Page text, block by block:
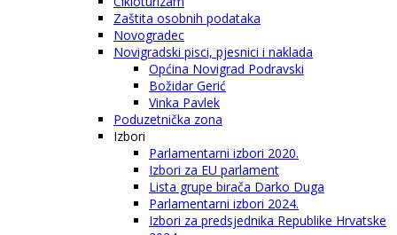
Zaštita osobnih podataka
Novogradec
Novigradski pisci, pjesnici i naklada
Općina Novigrad Podravski
Božidar Gerić
Vinka Pavlek
Poduzetnička zona
Izbori
Parlamentarni izbori 2020.
Izbori za EU parlament
Lista grupe birača Darko Duga
Parlamentarni izbori 2024.
Izbori za predsjednika Republike Hrvatske